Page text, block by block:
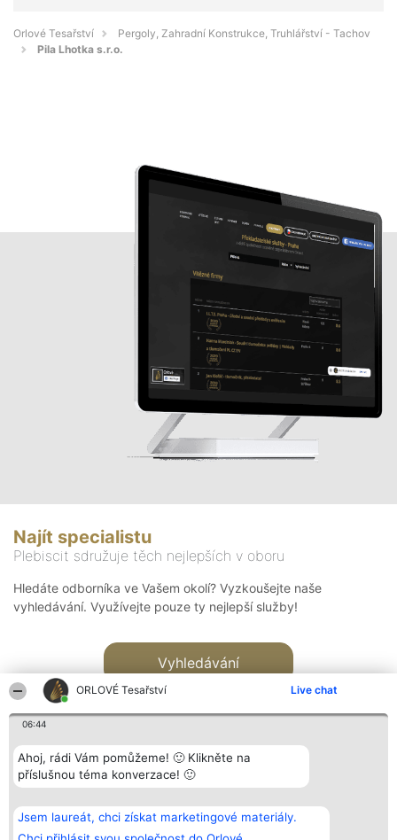
ORLOVÉ Tesařství Live chat
06:44
Ahoj, rádi Vám pomůžeme! 🙂 Klikněte na
příslušnou téma konverzace! 🙂
Jsem laureát, chci získat marketingové materiály.
Orlové Tesařství
Pergoly, Zahradní Konstrukce, Truhlářství - Tachov
Pila Lhotka s.r.o.
Najít specialistu
Plebiscit sdružuje těch nejlepších v oboru
Hledáte odborníka ve Vašem okolí? Vyzkoušejte naše
vyhledávání. Využívejte pouze ty nejlepší služby!
Vyhledávání
Bright Side Solutions sp. z o.
o. sp. k.
ul. Ruska 22
Vítězové
Seznam všech
laureátů
Kontakt